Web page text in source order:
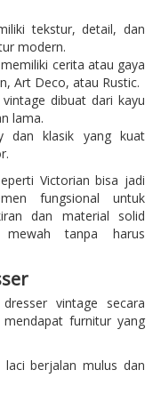
tekstur, detail, dan
modern.
cerita atau gaya
Art Deco, atau Rustic.
dibuat dari kayu
lama.
dan klasik yang kuat
Victorian bisa jadi
fungsional untuk
dan material solid
tanpa harus
vintage secara
furnitur yang
laci berjalan mulus dan